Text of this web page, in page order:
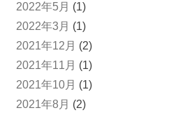
2022年5月 (1)
2022年3月 (1)
2021年12月 (2)
2021年11月 (1)
2021年10月 (1)
2021年8月 (2)